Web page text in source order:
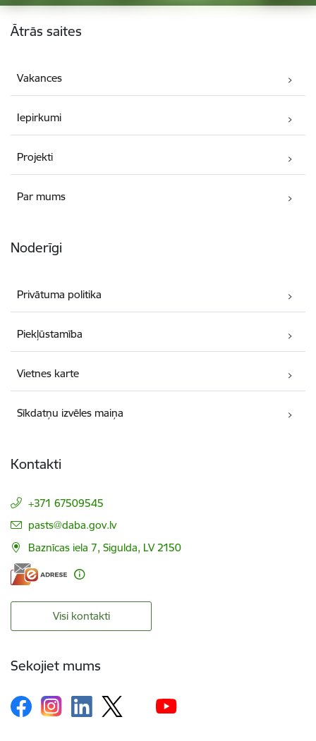
Kājene
Ātrās saites
Vakances
Iepirkumi
Projekti
Par mums
Noderīgi
Privātuma politika
Piekļūstamība
Vietnes karte
Sīkdatņu izvēles maiņa
Kontakti
+371 67509545
E-pasts:
pasts@daba.gov.lv
Baznīcas iela 7, Sigulda, LV 2150
Visi kontakti
Sekojiet mums